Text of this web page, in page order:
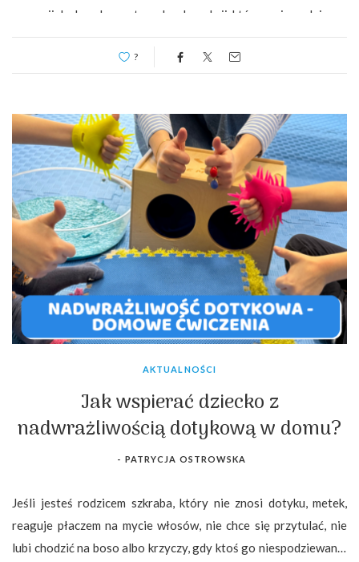
serii drobnych, powtarzalnych reakcji, które w ciągu dnia
szkolnego lub przedszkolnego stopniowo narastają. To właśnie
ta kumulacja mikrosytuacji sprawia, że funkcjonowanie dziecka
?
AKTUALNOŚCI
Jak wspierać dziecko z
nadwrażliwością dotykową w domu?
- PATRYCJA OSTROWSKA
Jeśli jesteś rodzicem szkraba, który nie znosi dotyku, metek,
reaguje płaczem na mycie włosów, nie chce się przytulać, nie
lubi chodzić na boso albo krzyczy, gdy ktoś go niespodziewanie